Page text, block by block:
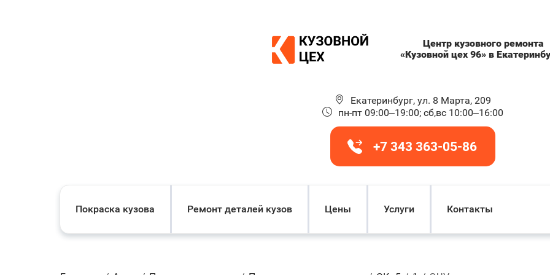
Центр кузовного ремонта
«Кузовной цех 96» в
Екатеринбург, ул. 8 Марта, 209
пн-пт 09:00–19:00; сб,вс 10:00–16:00
+7 343 363-05-86
Покраска кузова Ремонт деталей кузов Цены Услуги Контакты